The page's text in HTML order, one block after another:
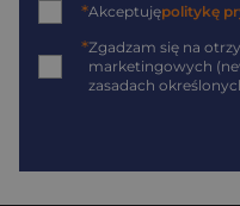
*Akceptujępolitykę
*Zgadzam się na
marketingowych
zasadach